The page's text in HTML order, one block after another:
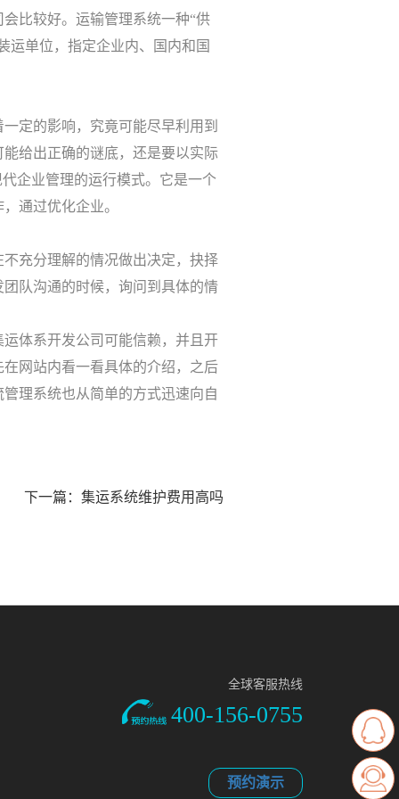
比较好。运输管理系统一种“供
运单位，指定企业内、国内和国
定的影响，究竟可能尽早利用到
给出正确的谜底，还是要以实际
企业管理的运行模式。它是一个
通过优化企业。
充分理解的情况做出决定，抉择
队沟通的时候，询问到具体的情
体系开发公司可能信赖，并且开
网站内看一看具体的介绍，之后
理系统也从简单的方式迅速向自
下一篇： 集运系统维护费用高吗
全球客服热线
400-156-0755
预约演示